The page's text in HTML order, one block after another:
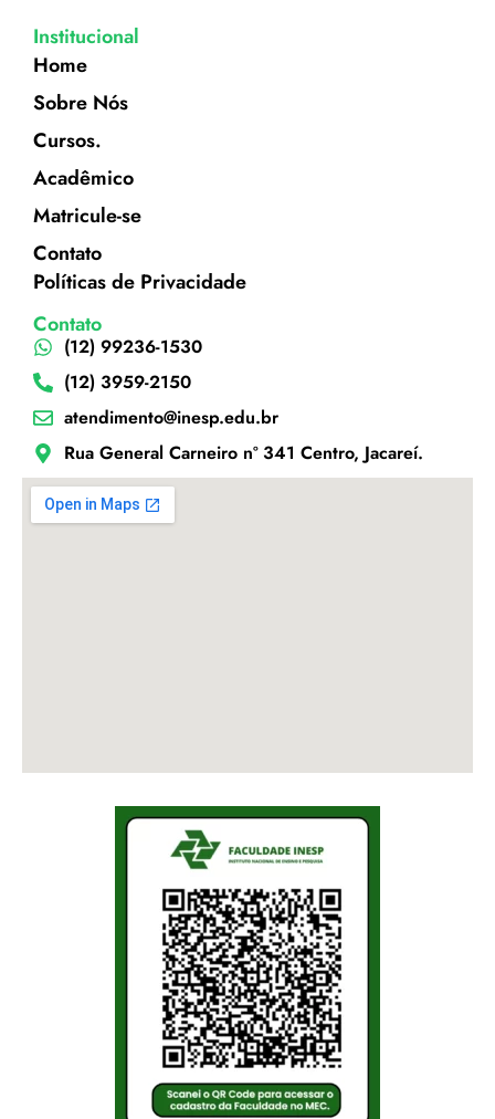
Institucional
Home
Sobre Nós
Cursos.
Acadêmico
Matricule-se
Contato
Políticas de Privacidade
Contato
(12) 99236-1530
(12) 3959-2150
atendimento@inesp.edu.br
Rua General Carneiro nº 341 Centro, Jacareí.